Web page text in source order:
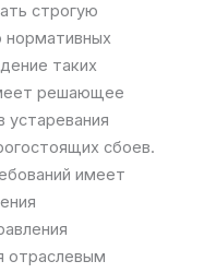
строгую
таких
решающее
устаревания
сбоев.
имеет
отраслевым